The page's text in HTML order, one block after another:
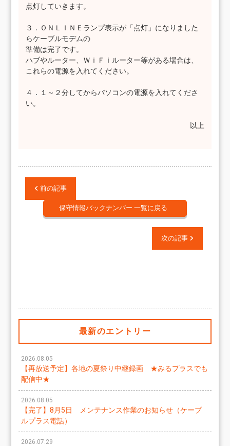
点灯していきます。
３．ＯＮＬＩＮＥランプ表示が「点灯」になりました
らケーブルモデムの
準備は完了です。
ハブやルーター、ＷｉＦｉルーター等がある場合は、
これらの電源を入れてください。
４．１～２分してからパソコンの電源を入れてくださ
い。
以上
前の記事
保守情報バックナンバー 一覧に戻る
次の記事
最新のエントリー
2026.08.05
【再放送予定】各地の夏祭り中継録画 ★みるプラスでも
配信中★
2026.08.05
【完了】8月5日 メンテナンス作業のお知らせ（ケーブ
ルプラス電話）
2026.07.29